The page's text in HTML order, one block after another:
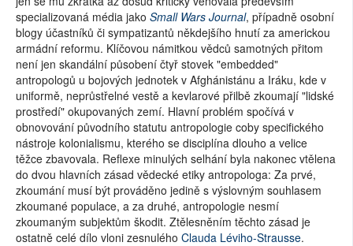
specializovaná média jako Small Wars Journal, případně osobní
blogy účastníků či sympatizantů někdejšího hnutí za americkou
armádní reformu. Klíčovou námitkou vědců samotných přitom
není jen skandální působení čtyř stovek "embedded"
antropologů u bojových jednotek v Afghánistánu a Iráku, kde v
uniformě, neprůstřelné vestě a kevlarové přilbě zkoumají "lidské
prostředí" okupovaných zemí. Hlavní problém spočívá v
obnovování původního statutu antropologie coby specifického
nástroje kolonialismu, kterého se disciplína dlouho a velice
těžce zbavovala. Reflexe minulých selhání byla nakonec vtělena
do dvou hlavních zásad vědecké etiky antropologa: Za prvé,
zkoumání musí být prováděno jedině s výslovným souhlasem
zkoumané populace, a za druhé, antropologie nesmí
zkoumaným subjektům škodit. Ztělesněním těchto zásad je
ostatně celé dílo vloni zesnulého Clauda Léviho-Strausse.